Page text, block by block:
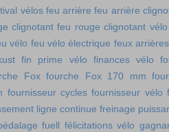
vélos feu arrière feu arrière
clignotant feu rouge clignotant vélo
vélo feu vélo électrique feux
fin prime vélo finances vélo
Fox fourche Fox 170 mm
fournisseur cycles fournisseur vélo
ligne continue freinage
fuell félicitations vélo